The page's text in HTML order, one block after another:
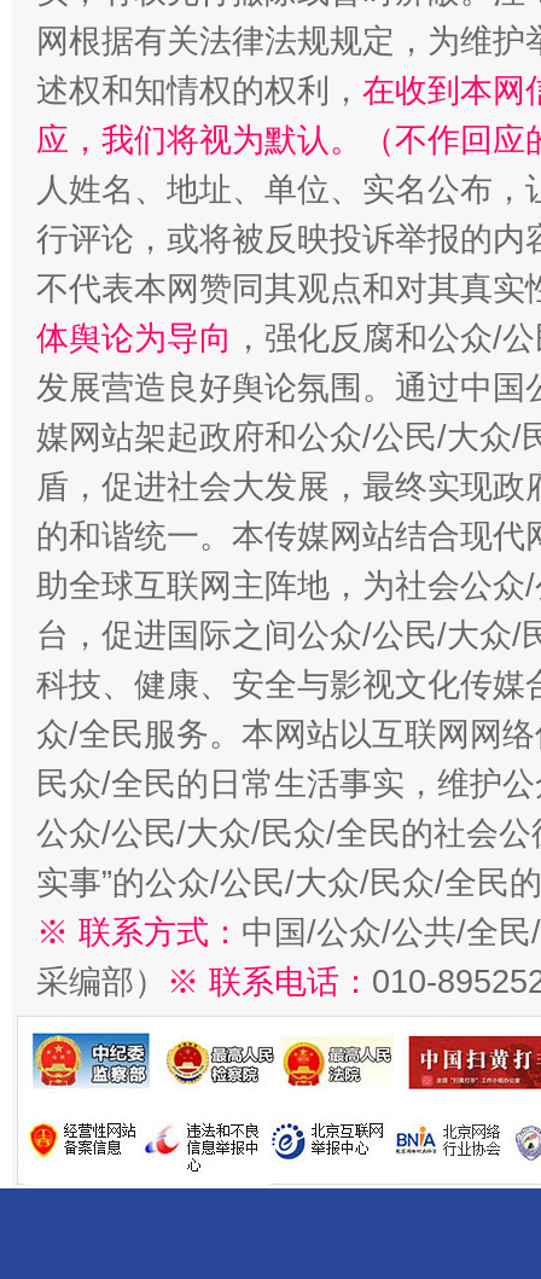
如何以同查同治破解风腐交织难题 养老服
网根据有关法律法规规定，为维
述权和知情权的权利， 在收到本网
应，我们将视为默认。（不作回应
人姓名、地址、单位、实名公布
行评论，或将被反映投诉举报的
不代表本网赞同其观点和对其真实
体舆论为导向 ，强化反腐和公众/
发展营造良好舆论氛围。通过中
媒网站架起政府和公众/公民/大众/
盾，促进社会大发展，最终实现
的和谐统一。本传媒网站结合现
助全球互联网主阵地，为社会公
台，促进国际之间公众/公民/大众/
科技、健康、安全与影视文化传
众/全民服务。本网站以互联网网
民众/全民的日常生活事实，维护
公众/公民/大众/民众/全民的社会公
实事”的公众/公民/大众/民众/全民
※ 联系方式： 中国/公众/公共/全
采编部） ※ 联系电话： 010-